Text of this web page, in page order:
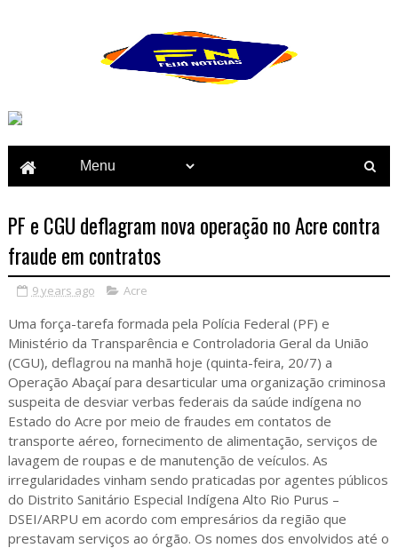
PF e CGU deflagram nova operação no Acre contra
fraude em contratos
9 years ago Acre
Uma força-tarefa formada pela Polícia Federal (PF) e
Ministério da Transparência e Controladoria Geral da União
(CGU), deflagrou na manhã hoje (quinta-feira, 20/7) a
Operação Abaçaí para desarticular uma organização criminosa
suspeita de desviar verbas federais da saúde indígena no
Estado do Acre por meio de fraudes em contatos de
transporte aéreo, fornecimento de alimentação, serviços de
lavagem de roupas e de manutenção de veículos. As
irregularidades vinham sendo praticadas por agentes públicos
do Distrito Sanitário Especial Indígena Alto Rio Purus –
DSEI/ARPU em acordo com empresários da região que
prestavam serviços ao órgão. Os nomes dos envolvidos até o